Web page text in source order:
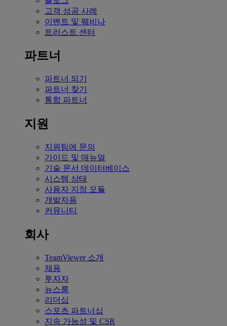
고객 성공 사례
이벤트 및 웨비나
트러스트 센터
파트너
파트너 되기
파트너 찾기
통합 파트너
지원
지원팀에 문의
가이드 및 매뉴얼
기술 문서 데이터베이스
시스템 상태
사용자 지정 모듈
개발자용
커뮤니티
회사
TeamViewer 소개
채용
투자자
뉴스룸
리더십
스포츠 파트너십
지속 가능성 및 CSR